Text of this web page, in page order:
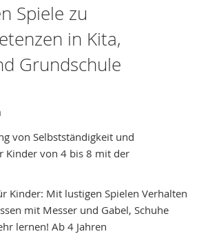
Spiele zu
in Kita,
Grundschule
von Selbstständigkeit und
Kinder von 4 bis 8 mit der
Kinder: Mit lustigen Spielen Verhalten
mit Messer und Gabel, Schuhe
lernen! Ab 4 Jahren